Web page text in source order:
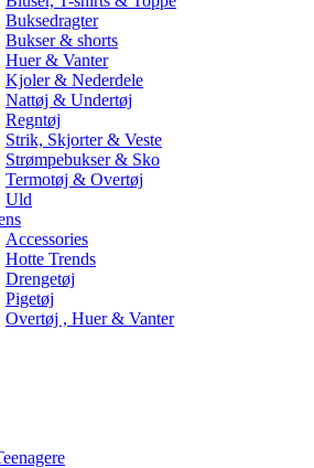
Buksedragter
Bukser & shorts
Huer & Vanter
Kjoler & Nederdele
Nattøj & Undertøj
Regntøj
Strik, Skjorter & Veste
Strømpebukser & Sko
Termotøj & Overtøj
Uld
Accessories
Hotte Trends
Drengetøj
Pigetøj
Overtøj , Huer & Vanter